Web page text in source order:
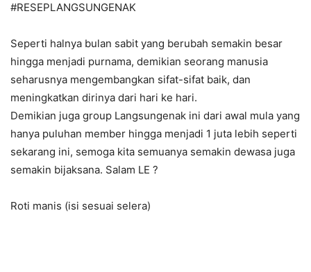
#RESEPLANGSUNGENAK
Seperti halnya bulan sabit yang berubah semakin besar
hingga menjadi purnama, demikian seorang manusia
seharusnya mengembangkan sifat-sifat baik, dan
meningkatkan dirinya dari hari ke hari.
Demikian juga group Langsungenak ini dari awal mula yang
hanya puluhan member hingga menjadi 1 juta lebih seperti
sekarang ini, semoga kita semuanya semakin dewasa juga
semakin bijaksana. Salam LE ?
Roti manis (isi sesuai selera)